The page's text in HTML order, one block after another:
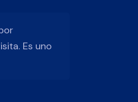
Es uno